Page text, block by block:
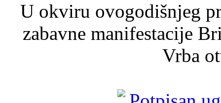
U okviru ovogodišnjeg
zabavne manifestacije
Vrba